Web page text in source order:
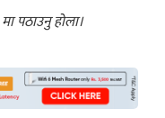
मा पठाउनु होला।